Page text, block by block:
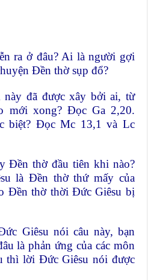
ra ở đâu? Ai là người gợi
Đền thờ sụp đổ?
này đã được xây bởi ai, từ
mới xong? Đọc Ga 2,20.
biệt? Đọc Mc 13,1 và Lc
Đền thờ đầu tiên khi nào?
là Đền thờ thứ mấy của
Đền thờ thời Đức Giêsu bị
Giêsu nói câu này, bạn
là phản ứng của các môn
thì lời Đức Giêsu nói được